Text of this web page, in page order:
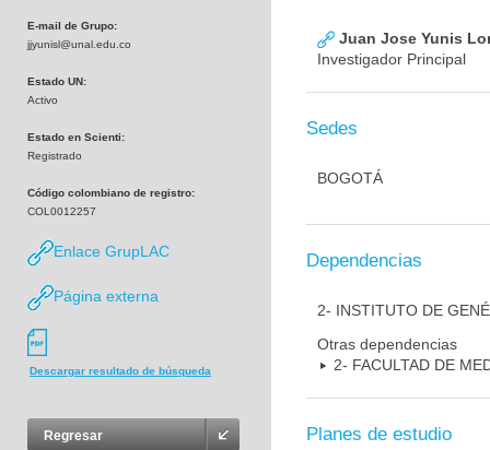
E-mail de Grupo:
jjyunisl@unal.edu.co
Estado UN:
Activo
Estado en Scienti:
Registrado
Código colombiano de registro:
COL0012257
Enlace GrupLAC
Página externa
Descargar resultado de búsqueda
Regresar
Juan Jose Yunis
Investigador Principal
Sedes
BOGOTÁ
Dependencias
2- INSTITUTO DE
Otras dependencias
2- FACULTAD DE
Planes de estudio